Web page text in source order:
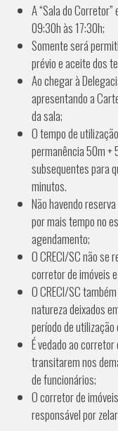
A “Sala do
09:30h às 17:30h;
Somente será
prévio e aceite dos
Ao chegar à
apresentando a
da sala;
O tempo de
permanência 50m +
subsequentes para
minutos.
Não havendo
por mais tempo no
agendamento;
O CRECI/SC não se
corretor de imóveis
O CRECI/SC
natureza deixados
período de
É vedado ao
transitarem nos
de funcionários;
O corretor de
responsável por